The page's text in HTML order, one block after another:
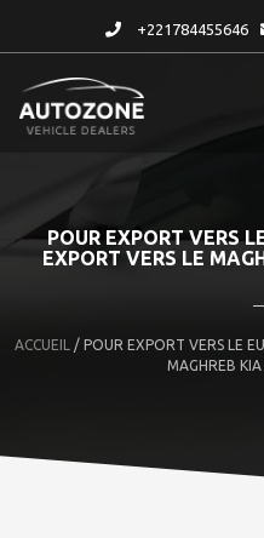
+221784455646
POUR EXPORT VERS
EXPORT VERS LE
ACCUEIL / POUR EXPORT VERS LE
MAGHREB